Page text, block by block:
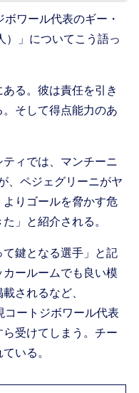
ワール代表のギー・
）」についてこう語っ
ある。彼は責任を引き
そして得点能力のあ
ィでは、マンチーニ
、ペジェグリーニがヤ
りゴールを脅かす危
」と紹介される。
鍵となる選手」と記
ールームでも良い模
されるなど、
ートジボワール代表
受けてしまう。チー
いる。